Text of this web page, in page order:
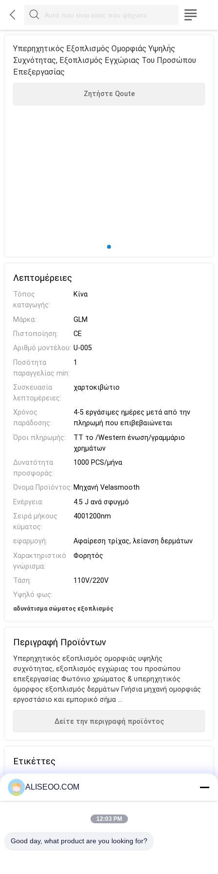
  
Υπερηχητικός Εξοπλισμός Ομορφιάς Υψηλής
Συχνότητας, Εξοπλισμός Εγχώριας Του Προσώπου
Επεξεργασίας
Ζητήστε Qoute
Λεπτομέρειες
Τόπος
καταγωγής:
Κίνα
Μάρκα:
GLM
Πιστοποίηση:
CE
Αριθμό μοντέλου: U-005
Ποσότητα
παραγγελίας min:
1
Συσκευασία
λεπτομέρειες:
χαρτοκιβώτιο
Χρόνος
παράδοσης:
4-5 εργάσιμες ημέρες μετά από την
πληρωμή που επιβεβαιώνεται
Όροι πληρωμής:
TT το /Western ένωση/γραμμάριο
χρημάτων
Δυνατότητα
προσφοράς:
1000 PCS/μήνα
Όνομα Προϊόντος: Μηχανή Velasmooth
Ενέργεια:
4.5 J ανά σφυγμό
Σειρά μήκους
κύματος:
4001200nm
εφαρμογή:
Αφαίρεση τρίχας, λείανση δερμάτων
Χαρακτηριστικό
γνώρισμα:
Φορητός
Τάση:
110V/220V
Υψηλό φως:
αδυνάτισμα σώματος εξοπλισμός
Περιγραφή Προϊόντων
Υπερηχητικός εξοπλισμός ομορφιάς υψηλής
συχνότητας, εξοπλισμός εγχώριας του προσώπου
επεξεργασίας Φωτόνιο χρώματος & υπερηχητικός
όμορφος εξοπλισμός δερμάτων Γνήσια μηχανή ομορφιάς
εργοστάσιο και εμπορικό σήμα ...
Δείτε την περιγραφή προϊόντος
Ετικέττες
σώμα που
διαμορφώνει τη
μηχανή
mesotherapy
Περισσότερα Μηχάνημα Υποβιβασμού
ALISEOO.COM
12:03 PM
Good day, what product are you looking for?